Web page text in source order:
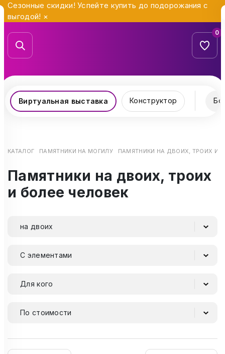
Сезонные скидки! Успейте купить до подорожания с
выгодой! ×
0
Виртуальная выставка Конструктор
КАТАЛОГ ПАМЯТНИКИ НА МОГИЛУ ПАМЯТНИКИ НА ДВОИХ, ТРОИХ И
Памятники на двоих, троих
и более человек
на двоих
С элементами
Для кого
По стоимости